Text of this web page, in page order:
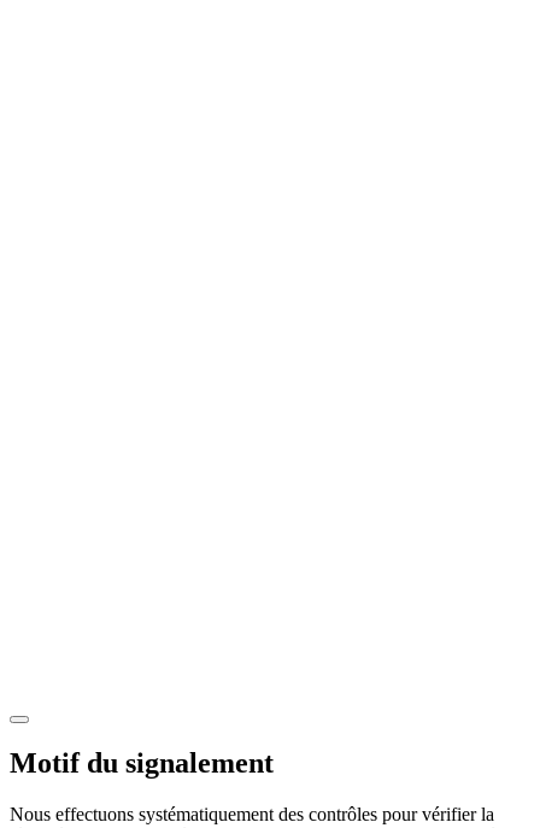
Motif du signalement
Nous effectuons systématiquement des contrôles pour vérifier la